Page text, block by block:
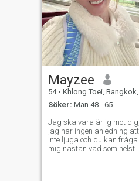
Mayzee
54 • Khlong Toei, Bangkok, Thailand
Söker: Man 48 - 65
Jag ska vara ärlig mot dig,
jag har ingen anledning att
inte ljuga och du kan fråga
mig nästan vad som helst.